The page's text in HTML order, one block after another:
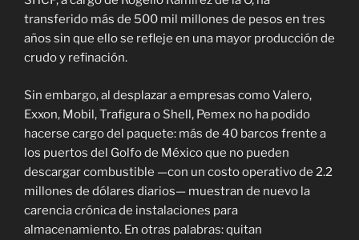
transferido más de 500 mil millones de pesos en tres
años sin que ello se refleje en una mayor producción de
crudo y refinación.
Sin embargo, al desplazar a empresas como Valero,
Exxon, Mobil, Trafigura o Shell, Pemex no ha podido
hacerse cargo del paquete: más de 40 barcos frente a
los puertos del Golfo de México que no pueden
descargar combustible —con un costo operativo de 2.2
millones de dólares diarios— muestran de nuevo la
carencia crónica de instalaciones para
almacenamiento. En otras palabras: quitan